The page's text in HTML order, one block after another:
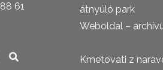
61
átnyúló park
Weboldal –
Kmetovati z